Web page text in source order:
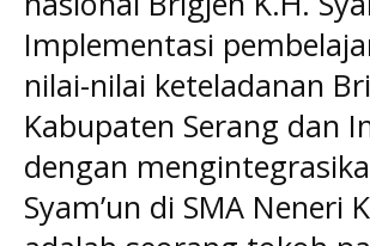
Implementasi
nilai-nilai keteladanan
Kabupaten Serang dan
dengan
Syam’un di SMA Neneri